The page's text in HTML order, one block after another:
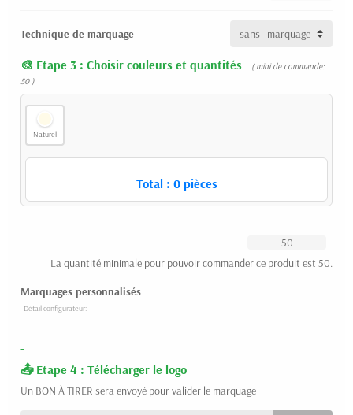
Technique de marquage
Etape 3 : Choisir couleurs et quantités
( mini de commande:
50 )
Naturel
Total : 0pièces
La quantité minimale pour pouvoir commander ce produit est 50.
Marquages personnalisés
-
Etape 4 : Télécharger le logo
Un BON À TIRER sera envoyé pour valider le marquage